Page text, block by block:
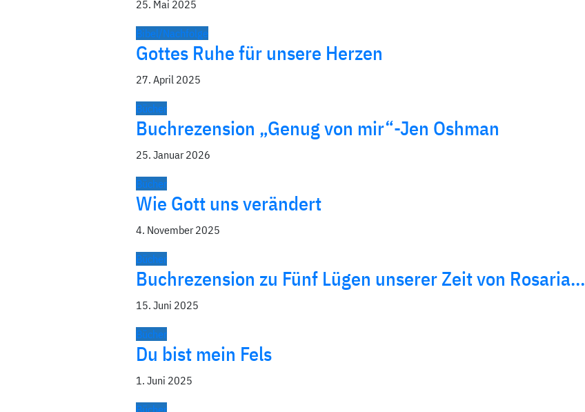
25. Mai 2025
Bibel/Nachfolge
Gottes Ruhe für unsere Herzen
27. April 2025
Bücher
Buchrezension „Genug von mir“-Jen Oshman
25. Januar 2026
Bücher
Wie Gott uns verändert
4. November 2025
Bücher
Buchrezension zu Fünf Lügen unserer Zeit von Rosaria…
15. Juni 2025
Bücher
Du bist mein Fels
1. Juni 2025
Bücher